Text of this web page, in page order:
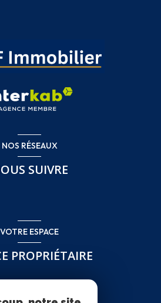
NOS RÉSEAUX
SUIVRE
VOTRE ESPACE
PROPRIÉTAIRE